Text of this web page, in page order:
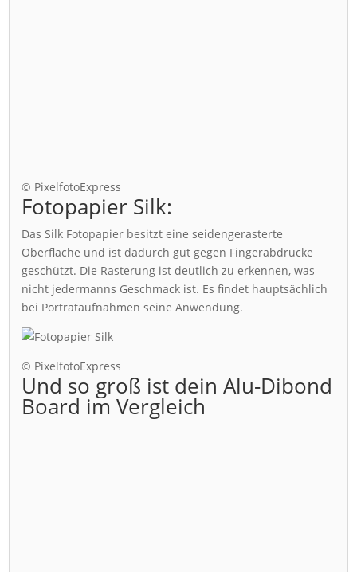
© PixelfotoExpress
Fotopapier Silk:
Das Silk Fotopapier besitzt eine seidengerasterte
Oberfläche und ist dadurch gut gegen Fingerabdrücke
geschützt. Die Rasterung ist deutlich zu erkennen, was
nicht jedermanns Geschmack ist. Es findet hauptsächlich
bei Porträtaufnahmen seine Anwendung.
© PixelfotoExpress
Und so groß ist dein Alu-Dibond
Board im Vergleich